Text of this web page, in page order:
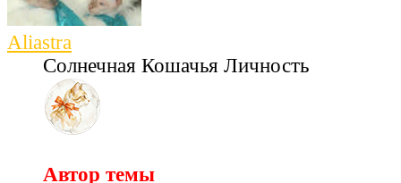
Aliastra
Солнечная Кошачья Личность
Автор темы